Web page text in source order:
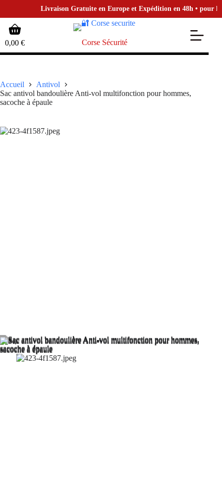
Livraison Gratuite en Europe et Expédition en 48h • pour la
contenu
Panier
d’achat
0,00 € Corse Sécurité
Accueil
Antivol
Sac antivol bandoulière Anti-vol multifonction pour hommes,
sacoche à épaule